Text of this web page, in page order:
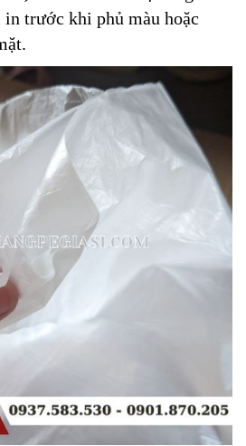
in trước khi phủ màu hoặc